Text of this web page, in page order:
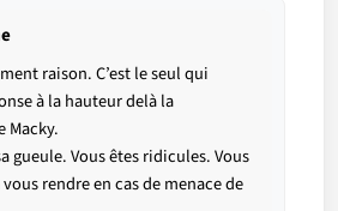
raison. C’est le seul qui
à la hauteur delà la
Macky.
gueule. Vous êtes ridicules. Vous
rendre en cas de menace de